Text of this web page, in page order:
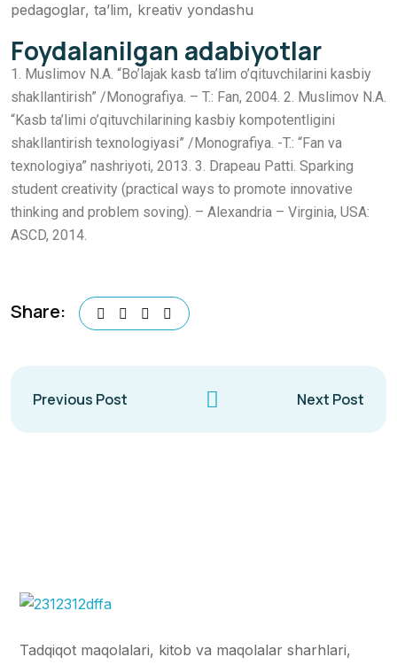
pedagoglar, ta’lim, kreativ yondashu
Foydalanilgan adabiyotlar
1. Muslimov N.A. “Bo’lajak kasb ta’lim o’qituvchilarini kasbiy
shakllantirish” /Monografiya. – T.: Fan, 2004. 2. Muslimov N.A.
“Kasb ta’limi o’qituvchilarining kasbiy kompotentligini
shakllantirish texnologiyasi” /Monografiya. -T.: “Fan va
texnologiya” nashriyoti, 2013. 3. Drapeau Patti. Sparking
student creativity (practical ways to promote innovative
thinking and problem soving). – Alexandria – Virginia, USA:
ASCD, 2014.
Share:
Previous Post Next Post
Tadqiqot maqolalari, kitob va maqolalar sharhlari,